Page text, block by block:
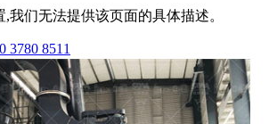
,我们无法提供该页面的具体描述。
3780 8511